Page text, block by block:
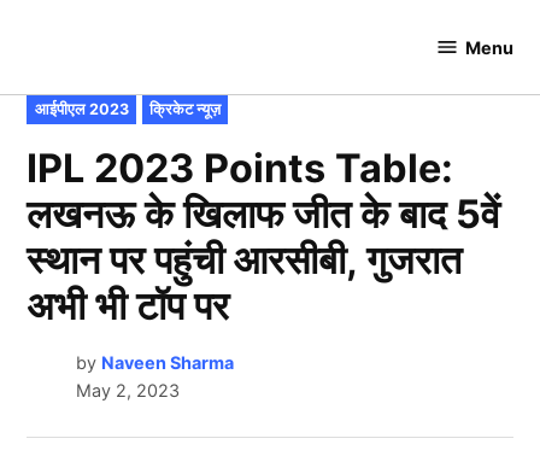
Hundred
Menu
POSTED
IN
आईपीएल 2023 क्रिकेट न्यूज़
IPL 2023 Points Table:
लखनऊ के खिलाफ जीत के बाद 5वें
स्थान पर पहुंची आरसीबी, गुजरात
अभी भी टॉप पर
by Naveen Sharma
May 2, 2023